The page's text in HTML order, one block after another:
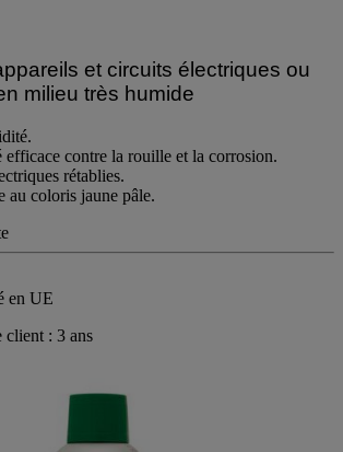
et circuits électriques ou
milieu très humide
contre la rouille et la corrosion.
rétablies.
au coloris jaune pâle.
en UE
client : 3 ans